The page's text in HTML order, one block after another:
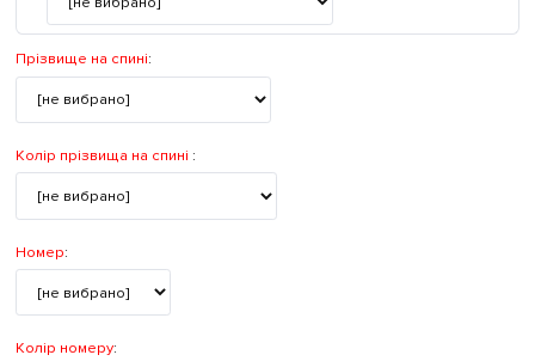
Прізвище на спині:
Колір прізвища на спині :
Номер:
Колір номеру: